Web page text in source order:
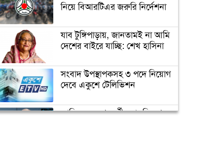
লিমিটেড এর সঙ্গে চুক্তি স্বাক্ষর
সরকার ব্যবসাবান্ধব, ইভ্যালির
মাসিক মার্কেট এখন ৪০০ কোটি
এগিয়ে চলছে পতেঙ্গা টার্মিনালের
নিয়ে বিআরটিএর জরুরি নির্দেশনা
যাব টুঙ্গিপাড়ায়, জানতামই না আমি
দেশের বাইরে যাচ্ছি: শেখ হাসিনা
সংবাদ উপস্থাপকসহ ৩ পদে নিয়োগ
দেবে একুশে টেলিভিশন
জাতিসংঘের পরবর্তী মহাসচিব পদে